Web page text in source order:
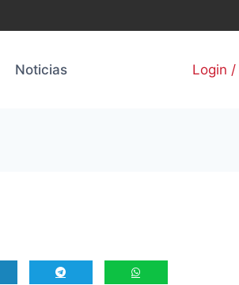
Noticias Login /